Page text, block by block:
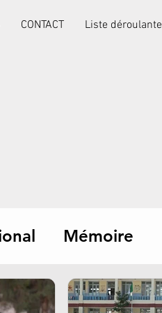
CONTACT Liste déroulante
Mémoire